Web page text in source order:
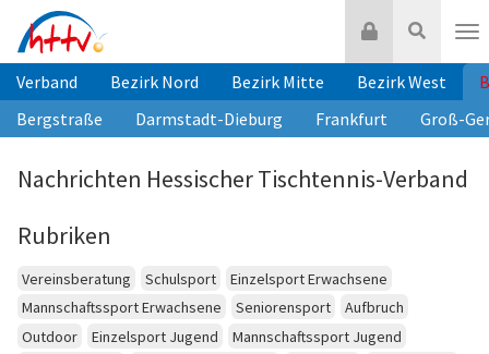
Inhalt
springen
Suche
Login
Verband Bezirk Nord Bezirk Mitte Bezirk West
Bergstraße
Darmstadt-Dieburg Frankfurt Groß-
Nachrichten Hessischer Tischtennis-Verband
Rubriken
Vereinsberatung Schulsport
Einzelsport Erwachsene
Mannschaftssport Erwachsene
Seniorensport
Aufbruch
Outdoor
Einzelsport Jugend
Mannschaftssport Jugend